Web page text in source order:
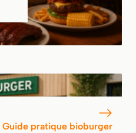
Guide pratique bioburger